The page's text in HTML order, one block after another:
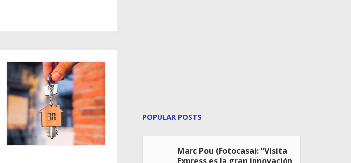
POPULAR POSTS
Marc Pou (Fotocasa): “Visita
Express es la gran innovación